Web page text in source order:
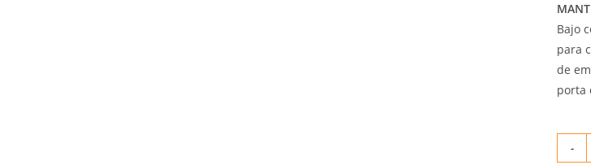
Bajo
para
de
porta
-